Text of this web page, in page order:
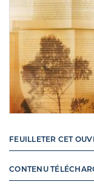
FEUILLETER CET
CONTENU